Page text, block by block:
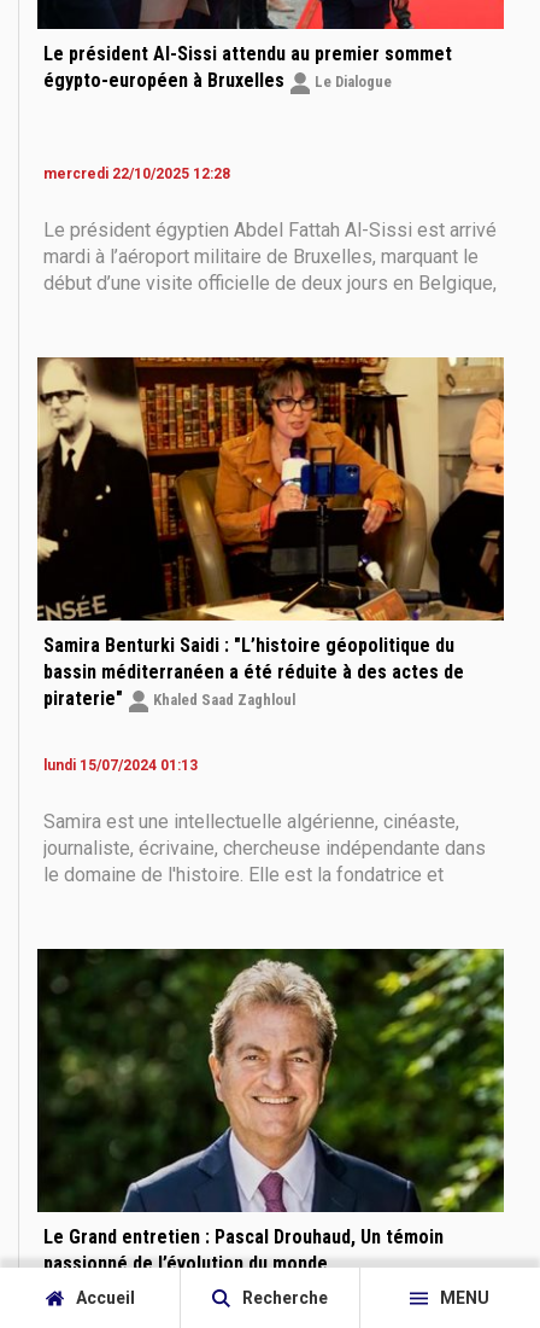
Accueil Recherche MENU
Le président Al-Sissi attendu au premier sommet
égypto-européen à Bruxelles
Le Dialogue
mercredi 22/10/2025 12:28
Le président égyptien Abdel Fattah Al-Sissi est arrivé
mardi à l’aéroport militaire de Bruxelles, marquant le
début d’une visite officielle de deux jours en Belgique,
Accueilli par la vice-ministre
Samira Benturki Saidi : "L’histoire géopolitique du
bassin méditerranéen a été réduite à des actes de
piraterie"
Khaled Saad Zaghloul
lundi 15/07/2024 01:13
Samira est une intellectuelle algérienne, cinéaste,
journaliste, écrivaine, chercheuse indépendante dans
le domaine de l'histoire. Elle est la fondatrice et
Illustrations). Auteure de nombreux
Le Grand entretien : Pascal Drouhaud, Un témoin
passionné de l’évolution du monde
Khaled Saad Zaghloul